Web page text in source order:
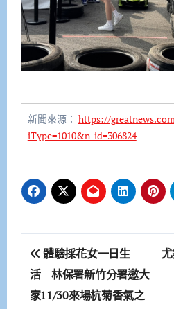
新聞來源： https://
iType=1010&n_id=306824
文
章
導
體驗採花女一日生
活 林保署新竹分署邀大
家11/30來場杭菊香氣之